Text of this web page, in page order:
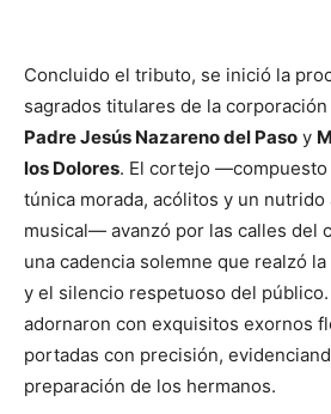
Concluido el tributo, se inició la
sagrados titulares de la corporación
Padre Jesús Nazareno del Paso y
los Dolores. El cortejo
túnica morada, acólitos y un nutrido
musical— avanzó por las calles del
una cadencia solemne que realzó
y el silencio respetuoso del público.
adornaron con exquisitos exornos
portadas con precisión,
preparación de los hermanos.